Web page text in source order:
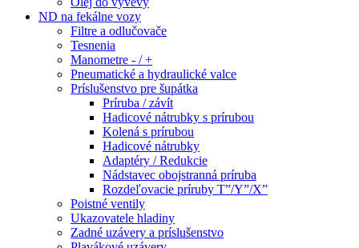
ND na fekálne vozy
Filtre a odlučovače
Tesnenia
Manometre - / +
Pneumatické a hydraulické valce
Príslušenstvo pre šupátka
Príruba / závít
Hadicové nátrubky s prírubou
Kolená s prírubou
Hadicové nátrubky
Adaptéry / Redukcie
Nádstavec obojstranná príruba
Rozdeľovacie príruby T”/Y”/X”
Poistné ventily
Ukazovatele hladiny
Zadné uzávery a príslušenstvo